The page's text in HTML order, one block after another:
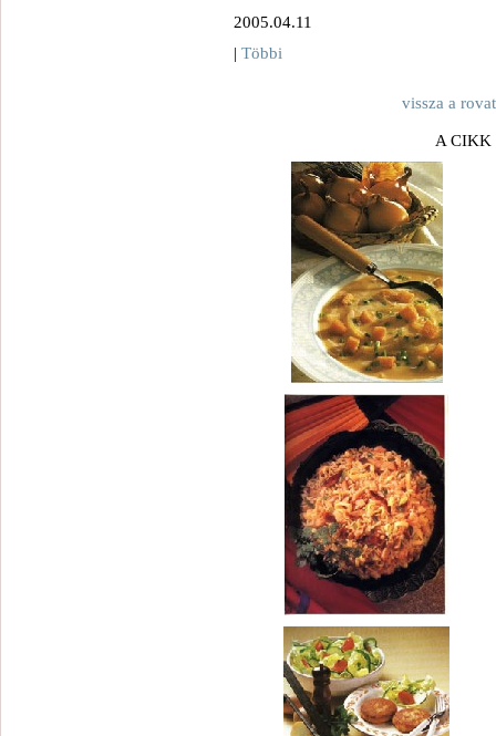
2005.04.11
| Többi
vissza a
A CIKK